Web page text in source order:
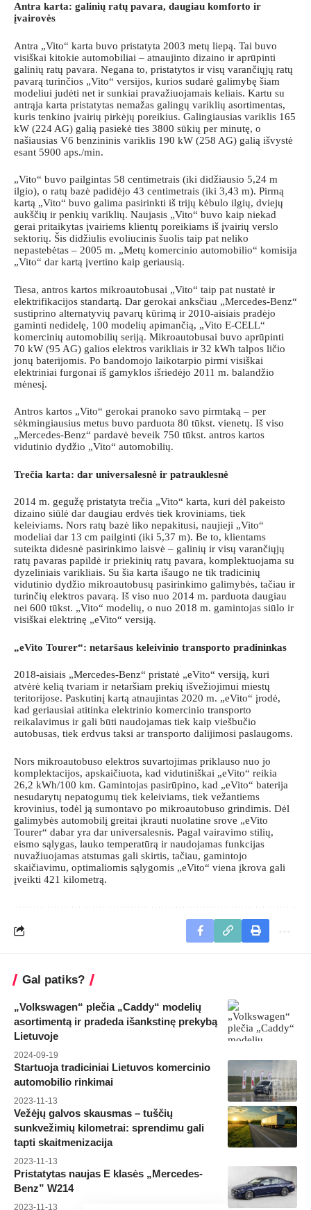
Antra karta: galinių ratų pavara, daugiau komforto ir
įvairovės
Antra „Vito“ karta buvo pristatyta 2003 metų liepą. Tai buvo
visiškai kitokie automobiliai – atnaujinto dizaino ir aprūpinti
galinių ratų pavara. Negana to, pristatytos ir visų varančiųjų ratų
pavarą turinčios „Vito“ versijos, kurios sudarė galimybę šiam
modeliui judėti net ir sunkiai pravažiuojamais keliais. Kartu su
antrąja karta pristatytas nemažas galingų variklių asortimentas,
kuris tenkino įvairių pirkėjų poreikius. Galingiausias variklis 165
kW (224 AG) galią pasiekė ties 3800 sūkių per minutę, o
našiausias V6 benzininis variklis 190 kW (258 AG) galią išvystė
esant 5900 aps./min.
„Vito“ buvo pailgintas 58 centimetrais (iki didžiausio 5,24 m
ilgio), o ratų bazė padidėjo 43 centimetrais (iki 3,43 m). Pirmą
kartą „Vito“ buvo galima pasirinkti iš trijų kėbulo ilgių, dviejų
aukščių ir penkių variklių. Naujasis „Vito“ buvo kaip niekad
gerai pritaikytas įvairiems klientų poreikiams iš įvairių verslo
sektorių. Šis didžiulis evoliucinis šuolis taip pat neliko
nepastebėtas – 2005 m. „Metų komercinio automobilio“ komisija
„Vito“ dar kartą įvertino kaip geriausią.
Tiesa, antros kartos mikroautobusai „Vito“ taip pat nustatė ir
elektrifikacijos standartą. Dar gerokai anksčiau „Mercedes-Benz“
sustiprino alternatyvių pavarų kūrimą ir 2010-aisiais pradėjo
gaminti nedidelę, 100 modelių apimančią, „Vito E-CELL“
komercinių automobilių seriją. Mikroautobusai buvo aprūpinti
70 kW (95 AG) galios elektros varikliais ir 32 kWh talpos ličio
jonų baterijomis. Po bandomojo laikotarpio pirmi visiškai
elektriniai furgonai iš gamyklos išriedėjo 2011 m. balandžio
mėnesį.
Antros kartos „Vito“ gerokai pranoko savo pirmtaką – per
sėkmingiausius metus buvo parduota 80 tūkst. vienetų. Iš viso
„Mercedes-Benz“ pardavė beveik 750 tūkst. antros kartos
vidutinio dydžio „Vito“ automobilių.
Trečia karta: dar universalesnė ir patrauklesnė
2014 m. gegužę pristatyta trečia „Vito“ karta, kuri dėl pakeisto
dizaino siūlė dar daugiau erdvės tiek kroviniams, tiek
keleiviams. Nors ratų bazė liko nepakitusi, naujieji „Vito“
modeliai dar 13 cm pailginti (iki 5,37 m). Be to, klientams
suteikta didesnė pasirinkimo laisvė – galinių ir visų varančiųjų
ratų pavaras papildė ir priekinių ratų pavara, komplektuojama su
dyzeliniais varikliais. Su šia karta išaugo ne tik tradicinių
vidutinio dydžio mikroautobusų pasirinkimo galimybės, tačiau ir
turinčių elektros pavarą. Iš viso nuo 2014 m. parduota daugiau
nei 600 tūkst. „Vito“ modelių, o nuo 2018 m. gamintojas siūlo ir
visiškai elektrinę „eVito“ versiją.
„eVito Tourer“: netaršaus keleivinio transporto pradininkas
2018-aisiais „Mercedes-Benz“ pristatė „eVito“ versiją, kuri
atvėrė kelią tvariam ir netaršiam prekių išvežiojimui miestų
teritorijose. Paskutinį kartą atnaujintas 2020 m. „eVito“ įrodė,
kad geriausiai atitinka elektrinio komercinio transporto
reikalavimus ir gali būti naudojamas tiek kaip viešbučio
autobusas, tiek erdvus taksi ar transporto dalijimosi paslaugoms.
Nors mikroautobuso elektros suvartojimas priklauso nuo jo
komplektacijos, apskaičiuota, kad vidutiniškai „eVito“ reikia
26,2 kWh/100 km. Gamintojas pasirūpino, kad „eVito“ baterija
nesudarytų nepatogumų tiek keleiviams, tiek vežantiems
krovinius, todėl ją sumontavo po mikroautobuso grindimis. Dėl
galimybės automobilį greitai įkrauti nuolatine srove „eVito
Tourer“ dabar yra dar universalesnis. Pagal vairavimo stilių,
eismo sąlygas, lauko temperatūrą ir naudojamas funkcijas
nuvažiuojamas atstumas gali skirtis, tačiau, gamintojo
skaičiavimu, optimaliomis sąlygomis „eVito“ viena įkrova gali
įveikti 421 kilometrą.
Gal patiks?
„Volkswagen“ plečia „Caddy“ modelių
asortimentą ir pradeda išankstinę prekybą
Lietuvoje
2024-09-19
Startuoja tradiciniai Lietuvos komercinio
automobilio rinkimai
2023-11-13
Vežėjų galvos skausmas – tuščių
sunkvežimių kilometrai: sprendimu gali
tapti skaitmenizacija
2023-11-13
Pristatytas naujas E klasės „Mercedes-
Benz” W214
2023-11-13